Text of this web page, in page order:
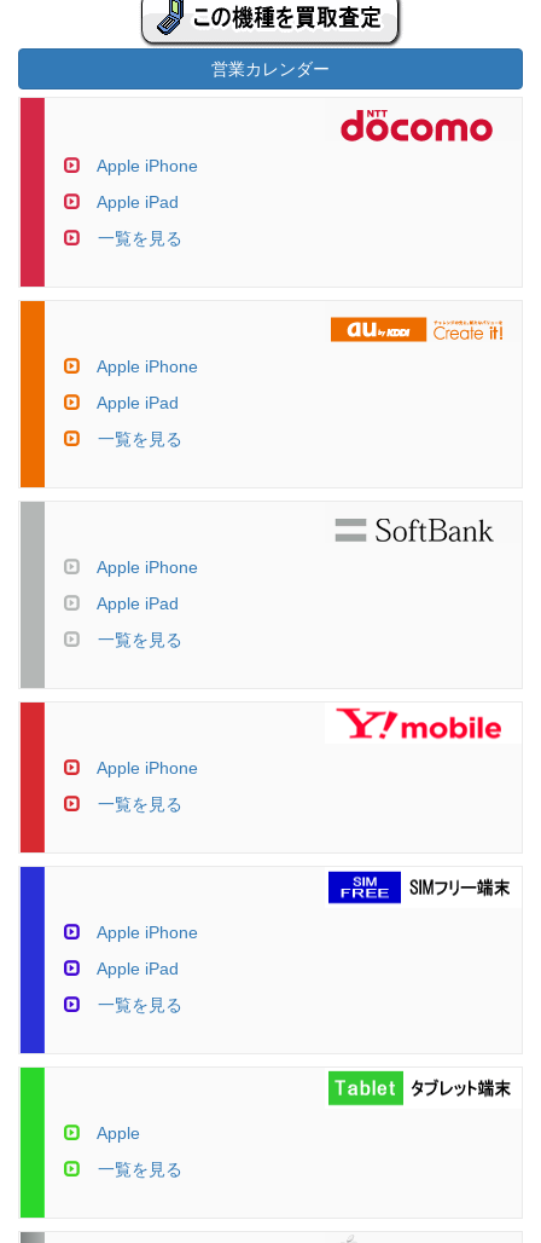
営業カレンダー
Apple iPhone
Apple iPad
一覧を見る
Apple iPhone
Apple iPad
一覧を見る
Apple iPhone
Apple iPad
一覧を見る
Apple iPhone
一覧を見る
Apple iPhone
Apple iPad
一覧を見る
Apple
一覧を見る